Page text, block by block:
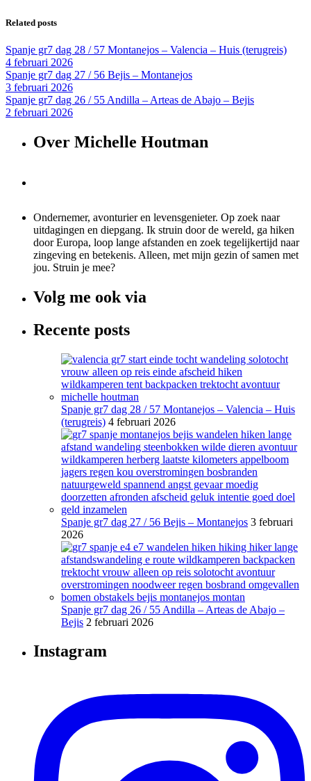
Related posts
Spanje gr7 dag 28 / 57 Montanejos – Valencia – Huis (terugreis)
4 februari 2026
Spanje gr7 dag 27 / 56 Bejis – Montanejos
3 februari 2026
Spanje gr7 dag 26 / 55 Andilla – Arteas de Abajo – Bejis
2 februari 2026
Over Michelle Houtman
Ondernemer, avonturier en levensgenieter. Op zoek naar
uitdagingen en diepgang. Ik struin door de wereld, ga hiken
door Europa, loop lange afstanden en zoek tegelijkertijd naar
zingeving en betekenis. Alleen, met mijn gezin of samen met
jou. Struin je mee?
Volg me ook via
Recente posts
Spanje gr7 dag 28 / 57 Montanejos – Valencia – Huis
(terugreis) 4 februari 2026
Spanje gr7 dag 27 / 56 Bejis – Montanejos 3 februari
2026
Spanje gr7 dag 26 / 55 Andilla – Arteas de Abajo –
Bejis 2 februari 2026
Instagram